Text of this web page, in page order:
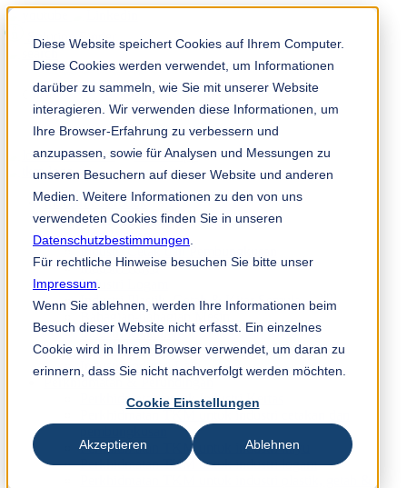
Diese Website speichert Cookies auf Ihrem Computer.
Diese Cookies werden verwendet, um Informationen
darüber zu sammeln, wie Sie mit unserer Website
interagieren. Wir verwenden diese Informationen, um
Ihre Browser-Erfahrung zu verbessern und
anzupassen, sowie für Analysen und Messungen zu
unseren Besuchern auf dieser Website und anderen
Medien. Weitere Informationen zu den von uns
verwendeten Cookies finden Sie in unseren
Datenschutzbestimmungen
Für rechtliche Hinweise besuchen Sie bitte unser
Impressum
Wenn Sie ablehnen, werden Ihre Informationen beim
Besuch dieser Website nicht erfasst. Ein einzelnes
Cookie wird in Ihrem Browser verwendet, um daran zu
erinnern, dass Sie nicht nachverfolgt werden möchten.
Cookie Einstellungen
Akzeptieren Ablehnen
Solution Finder
TKM App
Industri & Produk
Industri Kertas
Non-Woven
Industri Cetak dan Pembungkusan
Industri Kayu
Industri Logam
Industri Plastik, Getah & Kitar Semula
Bahagian-bahagian Mesin
Industri Makanan
Industri Kimia
Industri-industri Lain
Perkhidmatan & Perundingan
Perkhidmatan untuk Industri Kertas
Perkhidmatan TKM untuk industri cetakan dan
Perkhidmatan TKM untuk industri kayu
Perkhidmatan TKM untuk industri logam